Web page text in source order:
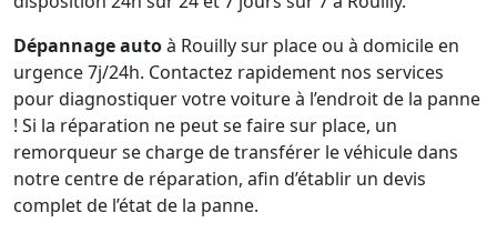
Dépannage autoà Rouilly sur place ou à domicile en
urgence 7j/24h. Contactez rapidement nos services
pour diagnostiquer votre voiture à l’endroit de la panne
! Si la réparation ne peut se faire sur place, un
remorqueur se charge de transférer le véhicule dans
notre centre de réparation, afin d’établir un devis
complet de l’état de la panne.